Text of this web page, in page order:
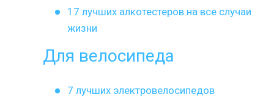
17 лучших алкотестеров на все случаи
жизни
Для велосипеда
7 лучших электровелосипедов